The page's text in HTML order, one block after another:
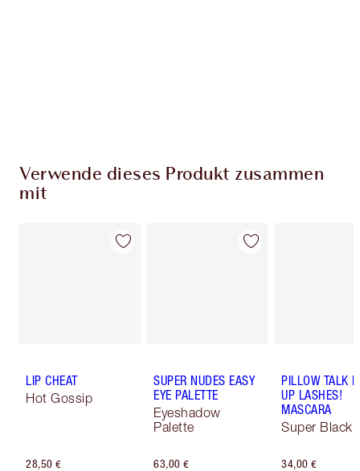
Verwende dieses Produkt zusammen
mit
LIP CHEAT
Hot Gossip
28,50 €
SUPER NUDES EASY
EYE PALETTE
Eyeshadow
Palette
63,00 €
PILLOW TALK
UP LASHES!
MASCARA
Super Black
34,00 €